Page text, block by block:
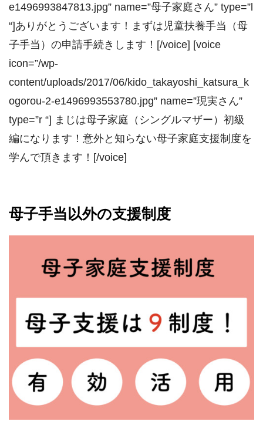
e1496993847813.jpg” name=”母子家庭さん” type=”l
“]ありがとうございます！まずは児童扶養手当（母
子手当）の申請手続きします！[/voice] [voice
icon=”/wp-
content/uploads/2017/06/kido_takayoshi_katsura_k
ogorou-2-e1496993553780.jpg” name=”現実さん”
type=”r “] まじは母子家庭（シングルマザー）初級
編になります！意外と知らない母子家庭支援制度を
学んで頂きます！[/voice]
母子手当以外の支援制度